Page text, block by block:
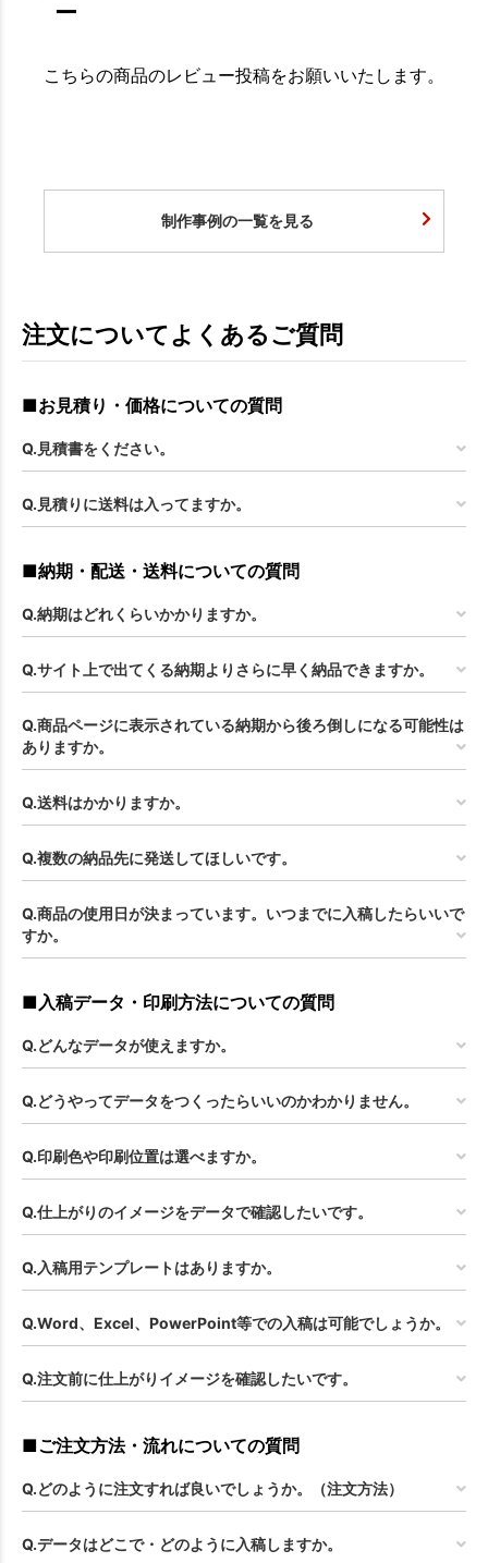
ー
こちらの商品のレビュー投稿をお願いいたします。
制作事例の一覧を見る
注文についてよくあるご質問
■お見積り・価格についての質問
Q.見積書をください。
Q.見積りに送料は入ってますか。
■納期・配送・送料についての質問
Q.納期はどれくらいかかりますか。
Q.サイト上で出てくる納期よりさらに早く納品できますか。
Q.商品ページに表示されている納期から後ろ倒しになる可能性は
ありますか。
Q.送料はかかりますか。
Q.複数の納品先に発送してほしいです。
Q.商品の使用日が決まっています。いつまでに入稿したらいいで
すか。
■入稿データ・印刷方法についての質問
Q.どんなデータが使えますか。
Q.どうやってデータをつくったらいいのかわかりません。
Q.印刷色や印刷位置は選べますか。
Q.仕上がりのイメージをデータで確認したいです。
Q.入稿用テンプレートはありますか。
Q.Word、Excel、PowerPoint等での入稿は可能でしょうか。
Q.注文前に仕上がりイメージを確認したいです。
■ご注文方法・流れについての質問
Q.どのように注文すれば良いでしょうか。（注文方法）
Q.データはどこで・どのように入稿しますか。